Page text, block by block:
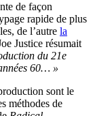
de façon
rapide de plus
de l’autre la
Justice résumait
du 21e
60… »
sont le
méthodes de